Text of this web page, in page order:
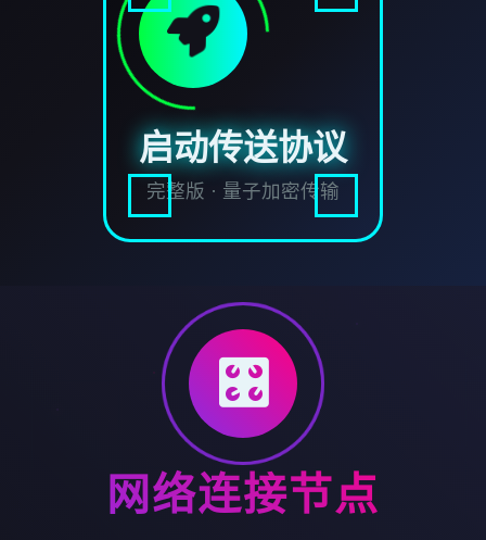
启动传送协议
完整版 · 量子加密传输
🎛️
网络连接节点